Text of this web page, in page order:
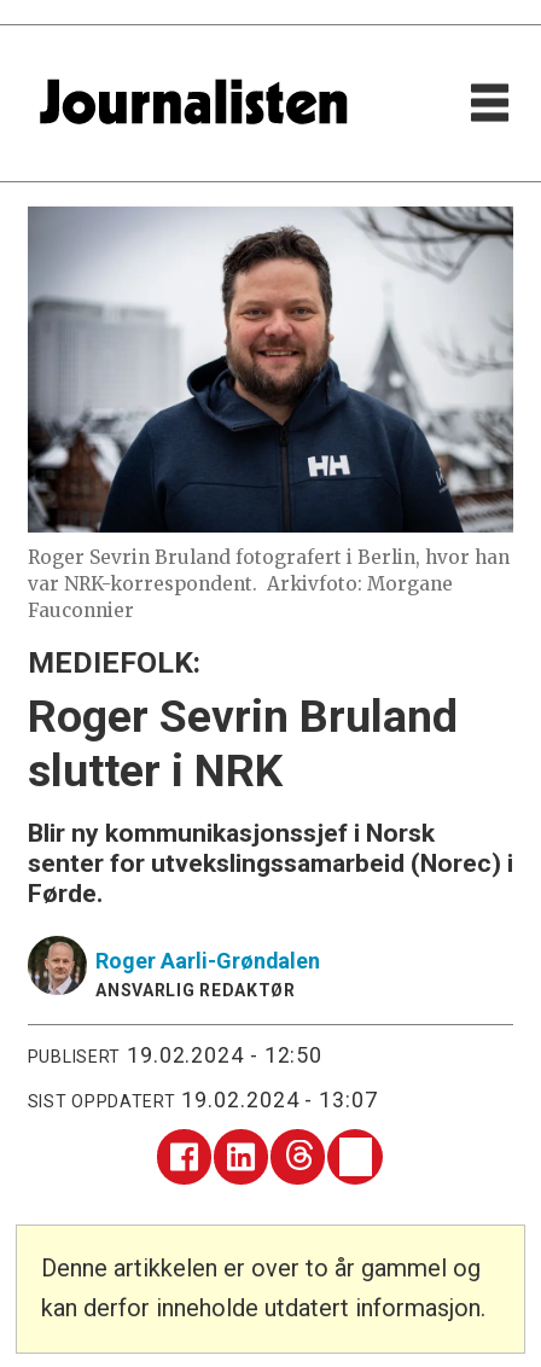
Roger Sevrin Bruland fotografert i Berlin, hvor han
var NRK-korrespondent. Arkivfoto: Morgane
Fauconnier
MEDIEFOLK:
Roger Sevrin Bruland
slutter i NRK
Blir ny kommunikasjonssjef i Norsk
senter for utvekslingssamarbeid (Norec) i
Førde.
RogerAarli-Grøndalen
ANSVARLIG REDAKTØR
PUBLISERT 19.02.2024 - 12:50
SIST OPPDATERT 19.02.2024 - 13:07
Denne artikkelen er over to år gammel og
kan derfor inneholde utdatert informasjon.